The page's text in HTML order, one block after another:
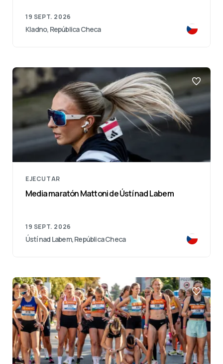
19 SEPT. 2026
Kladno, República Checa
EJECUTAR
Media maratón Mattoni de Ústí nad Labem
19 SEPT. 2026
Ústí nad Labem, República Checa